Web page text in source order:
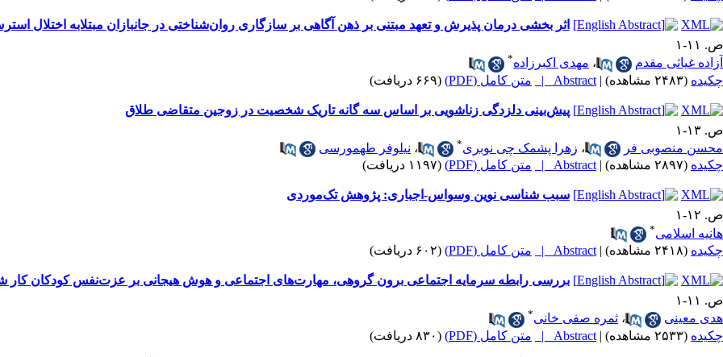
اثر بخشی درمان پذیرش و تعهد مبتنی بر ذهن آگاهی بر سازگاری روان‌شناختی در جانبازان مبتلابه اختلال
ص. ۱۱-۱
آزاده غیاثی مقدم
، مهدی اکبرزاده*
چکیده (۲۴۸۳ مشاهده) |
Abstract | متن کامل (PDF) (۶۶۹ دریافت)
پیش‌بینی دلزدگی زناشویی بر اساس سه گانه تاریک شخصیت در زوجین متقاضی طلاق
ص. ۱۳-۱
محسن منصوبی فر
، زهرا پشمک چی نوبری* ، نیلوفر طهمورسی
چکیده (۲۸۹۷ مشاهده) |
Abstract | متن کامل (PDF) (۱۱۹۷ دریافت)
سبب شناسی نوین وسواس-اجباری: پژوهش تک‌موردی
ص. ۱۲-۱
هانیه اسلامی*
چکیده (۲۴۱۸ مشاهده) |
Abstract | متن کامل (PDF) (۶۰۲ دریافت)
بررسی رابطه سرمایه اجتماعی برون گروهی، مهارت‌های اجتماعی و هوش هیجانی بر عزت‌نفس کودکان کار
ص. ۱۱-۱
هدی معینی
، ثمره صفی خانی*
چکیده (۲۵۳۳ مشاهده) |
Abstract | متن کامل (PDF) (۸۳۰ دریافت)